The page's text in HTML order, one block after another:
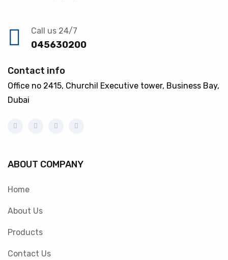
Call us 24/7
045630200
Contact info
Office no 2415, Churchil Executive tower, Business Bay,
Dubai
ABOUT COMPANY
Home
About Us
Products
Contact Us